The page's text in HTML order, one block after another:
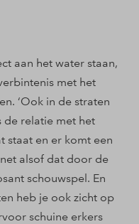
aan het water staan,
met het
‘Ook in de straten
de relatie met het
staat en er komt een
alsof dat door de
schouwspel. En
heb je ook zicht op
schuine erkers